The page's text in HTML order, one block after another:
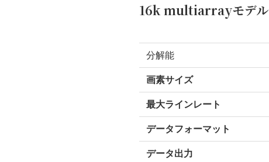
16k multiarrayモデル
分解能
画素サイズ
最大ラインレート
データフォーマット
データ出力